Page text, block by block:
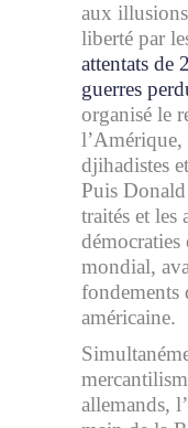
aux
liberté par
attentats de
guerres
organisé le
l’Amérique,
djihadistes
Puis
traités et les
démocraties
mondial,
fondements
américaine.
allemands,